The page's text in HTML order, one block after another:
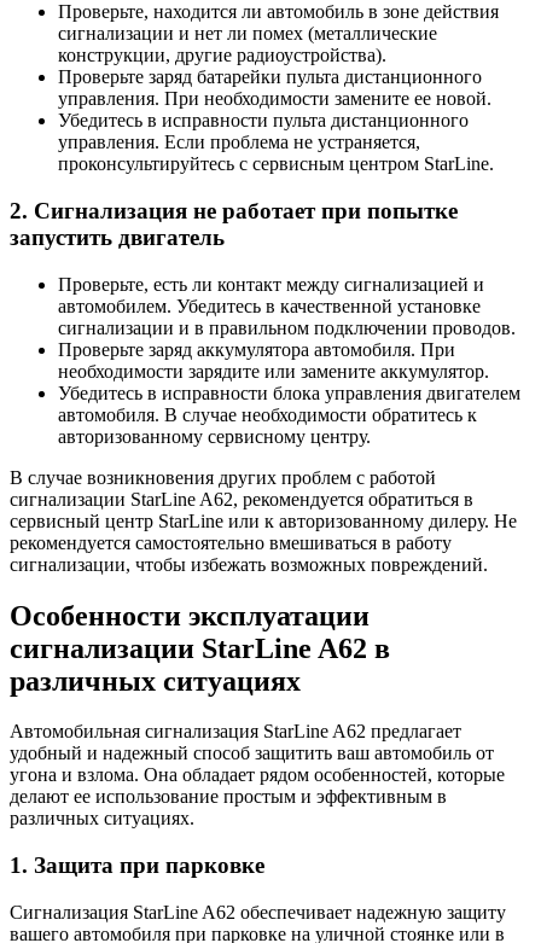
Проверьте, находится ли автомобиль в зоне действия
сигнализации и нет ли помех (металлические
конструкции, другие радиоустройства).
Проверьте заряд батарейки пульта дистанционного
управления. При необходимости замените ее новой.
Убедитесь в исправности пульта дистанционного
управления. Если проблема не устраняется,
проконсультируйтесь с сервисным центром StarLine.
2. Сигнализация не работает при попытке
запустить двигатель
Проверьте, есть ли контакт между сигнализацией и
автомобилем. Убедитесь в качественной установке
сигнализации и в правильном подключении проводов.
Проверьте заряд аккумулятора автомобиля. При
необходимости зарядите или замените аккумулятор.
Убедитесь в исправности блока управления двигателем
автомобиля. В случае необходимости обратитесь к
авторизованному сервисному центру.
В случае возникновения других проблем с работой
сигнализации StarLine A62, рекомендуется обратиться в
сервисный центр StarLine или к авторизованному дилеру. Не
рекомендуется самостоятельно вмешиваться в работу
сигнализации, чтобы избежать возможных повреждений.
Особенности эксплуатации
сигнализации StarLine A62 в
различных ситуациях
Автомобильная сигнализация StarLine A62 предлагает
удобный и надежный способ защитить ваш автомобиль от
угона и взлома. Она обладает рядом особенностей, которые
делают ее использование простым и эффективным в
различных ситуациях.
1. Защита при парковке
Сигнализация StarLine A62 обеспечивает надежную защиту
вашего автомобиля при парковке на уличной стоянке или в